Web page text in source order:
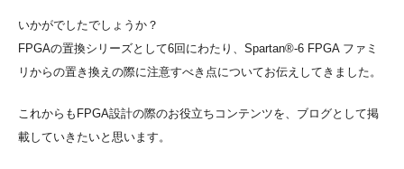
いかがでしたでしょうか？
FPGAの置換シリーズとして6回にわたり、Spartan®-6 FPGA ファミ
リからの置き換えの際に注意すべき点についてお伝えしてきました。
これからもFPGA設計の際のお役立ちコンテンツを、ブログとして掲
載していきたいと思います。